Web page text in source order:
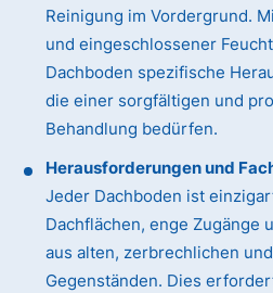
Reinigung im Vordergrund.
und eingeschlossener
Dachboden spezifische
die einer sorgfältigen und
Behandlung bedürfen.
Herausforderungen und
Jeder Dachboden ist
Dachflächen, enge Zugänge
aus alten, zerbrechlichen
Gegenständen. Dies